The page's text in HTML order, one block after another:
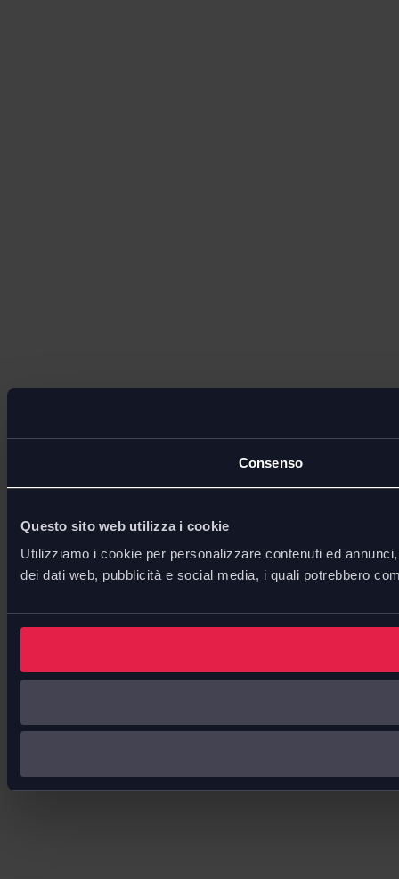
Consenso
Questo sito web utilizza i cookie
Utilizziamo i cookie per personalizzare contenuti ed
dei dati web, pubblicità e social media, i quali potrebbero